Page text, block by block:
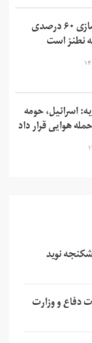
روحانی: غنی سازی ۶۰ درصدی
نطنز است
اسرائیل، حومه
هوایی قرار داد
نوید
دفاع و وزارت